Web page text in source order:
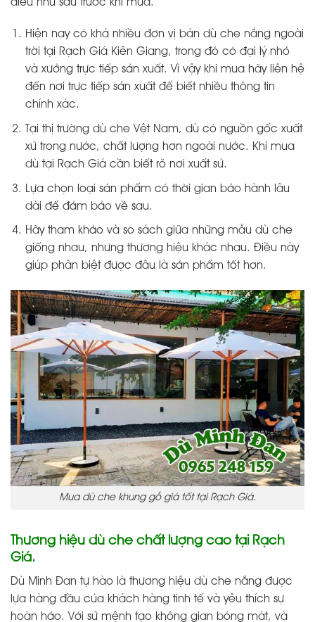
điều như sau trước khi mua.
Hiện nay có khá nhiều đơn vị bán dù che nắng ngoài
trời tại Rạch Giá Kiên Giang, trong đó có đại lý nhỏ
và xưởng trực tiếp sản xuất. Vì vậy khi mua hãy liên hệ
đến nơi trực tiếp sản xuất để biết nhiều thông tin
chính xác.
Tại thị trường dù che Vệt Nam, dù có nguồn gốc xuất
xứ trong nước, chất lượng hơn ngoài nước. Khi mua
dù tại Rạch Giá cần biết rõ nơi xuất sứ.
Lựa chọn loại sản phẩm có thời gian bảo hành lâu
dài để đảm bảo về sau.
Hãy tham khảo và so sách giữa những mẫu dù che
giống nhau, nhưng thương hiệu khác nhau. Điều này
giúp phân biệt được đâu là sản phẩm tốt hơn.
Mua dù che khung gỗ giá tốt tại Rạch Giá.
Thương hiệu dù che chất lượng cao tại Rạch
Giá.
Dù Minh Đan tự hào là thương hiệu dù che nắng được
lựa hàng đầu của khách hàng tinh tế và yêu thích sự
hoàn hảo. Với sứ mệnh tạo không gian bóng mát, và